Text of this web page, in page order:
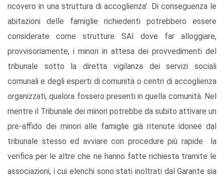
ricovero in una struttura di accoglienza'. Di conseguenza le
abitazioni delle famiglie richiedenti potrebbero essere
considerate come strutture SAI dove far alloggiare,
provvisoriamente, i minori in attesa dei provvedimenti del
tribunale sotto la diretta vigilanza dei servizi sociali
comunali e degli esperti di comunità o centri di accoglienza
organizzati, qualora fossero presenti in quella comunità. Nel
mentre il Tribunale dei minori potrebbe da subito attivare un
pre-affido dei minori alle famiglie già ritenute idonee dal
tribunale stesso ed avviare con procedure più rapide la
verifica per le altre che ne hanno fatte richiesta tramite le
associazioni, i cui elenchi sono stati inoltrati dal Garante sia